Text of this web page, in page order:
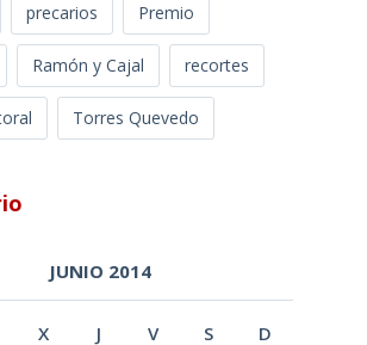
precarios Premio
Ramón y Cajal recortes
Torres Quevedo
JUNIO 2014
X J V S D